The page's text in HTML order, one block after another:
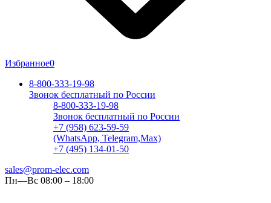
Избранное0
8-800-333-19-98
Звонок бесплатный по России
8-800-333-19-98
Звонок бесплатный по России
+7 (958) 623-59-59
(WhatsApp, Telegram,Max)
+7 (495) 134-01-50
sales@prom-elec.com
Пн—Вс 08:00 – 18:00